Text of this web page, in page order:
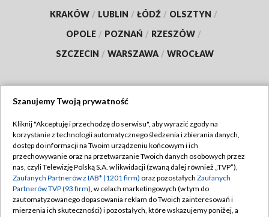
KRAKÓW / LUBLIN / ŁÓDŹ / OLSZTYN /
OPOLE / POZNAŃ / RZESZÓW /
SZCZECIN / WARSZAWA / WROCŁAW
TVP
Abonament TVP
Emisja w TVP
Centrum informacji TVP
Naziemna Telewizja Cyfrowa
Regulamin TVP
Polityka prywatności
Moje zgody
Szanujemy Twoją prywatność
Kliknij "Akceptuję i przechodzę do serwisu", aby wyrazić zgody na
korzystanie z technologii automatycznego śledzenia i zbierania danych,
dostęp do informacji na Twoim urządzeniu końcowym i ich
przechowywanie oraz na przetwarzanie Twoich danych osobowych przez
nas, czyli Telewizję Polską S.A. w likwidacji (zwaną dalej również „TVP”),
Zaufanych Partnerów z IAB* (1201 firm) oraz pozostałych Zaufanych
Partnerów TVP (93 firm), w celach marketingowych (w tym do
zautomatyzowanego dopasowania reklam do Twoich zainteresowań i
mierzenia ich skuteczności) i pozostałych, które wskazujemy poniżej, a